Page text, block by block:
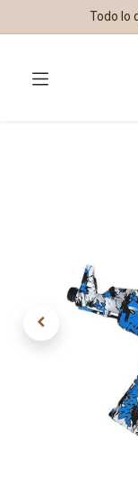
Todo lo